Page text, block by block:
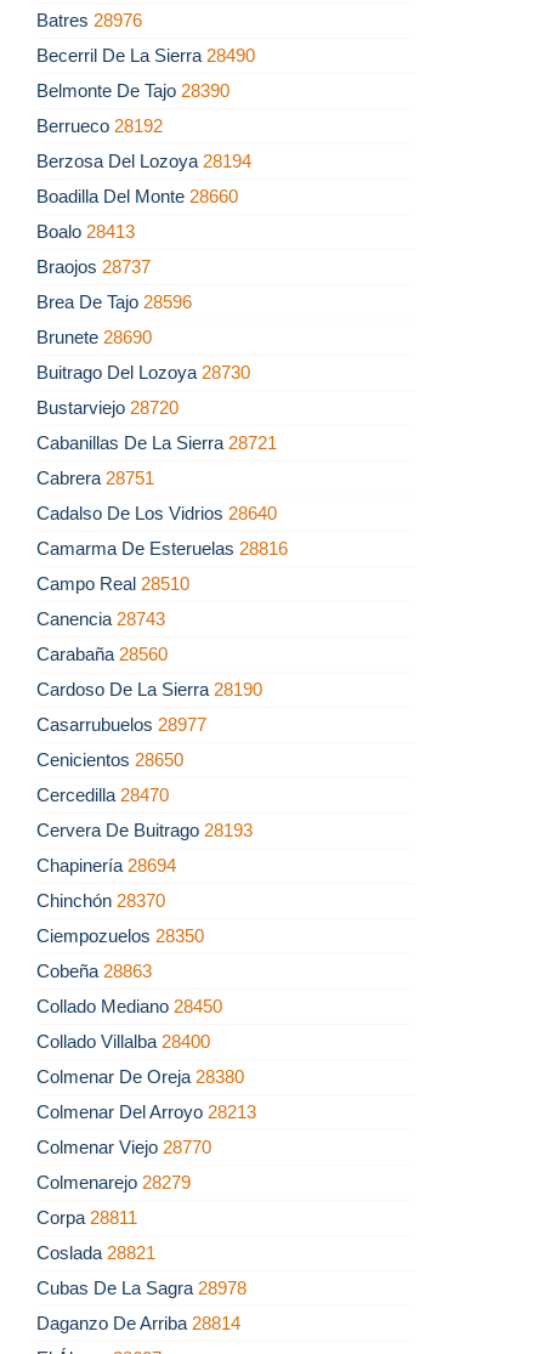
Batres 28976
Becerril De La Sierra 28490
Belmonte De Tajo 28390
Berrueco 28192
Berzosa Del Lozoya 28194
Boadilla Del Monte 28660
Boalo 28413
Braojos 28737
Brea De Tajo 28596
Brunete 28690
Buitrago Del Lozoya 28730
Bustarviejo 28720
Cabanillas De La Sierra 28721
Cabrera 28751
Cadalso De Los Vidrios 28640
Camarma De Esteruelas 28816
Campo Real 28510
Canencia 28743
Carabaña 28560
Cardoso De La Sierra 28190
Casarrubuelos 28977
Cenicientos 28650
Cercedilla 28470
Cervera De Buitrago 28193
Chapinería 28694
Chinchón 28370
Ciempozuelos 28350
Cobeña 28863
Collado Mediano 28450
Collado Villalba 28400
Colmenar De Oreja 28380
Colmenar Del Arroyo 28213
Colmenar Viejo 28770
Colmenarejo 28279
Corpa 28811
Coslada 28821
Cubas De La Sagra 28978
Daganzo De Arriba 28814